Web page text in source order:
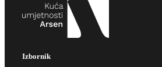
Izbornik